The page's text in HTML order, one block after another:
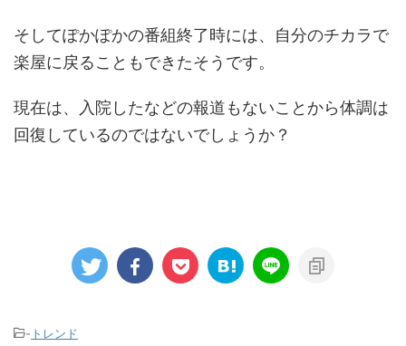
そしてぽかぽかの番組終了時には、自分のチカラで
楽屋に戻ることもできたそうです。
現在は、入院したなどの報道もないことから体調は
回復しているのではないでしょうか？
- トレンド